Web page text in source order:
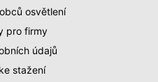
osvětlení
pro firmy
údajů
stažení